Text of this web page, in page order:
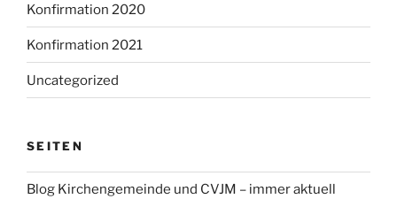
Konfirmation 2020
Konfirmation 2021
Uncategorized
SEITEN
Blog Kirchengemeinde und CVJM – immer aktuell